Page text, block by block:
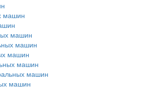
машин
машин
машин
машин
машин
машин
машин